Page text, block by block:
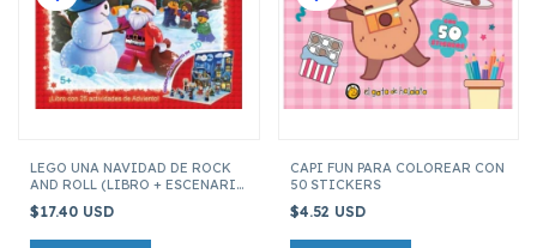
LEGO UNA NAVIDAD DE ROCK
AND ROLL (LIBRO + ESCENARIO
$17.40 USD
CAPI FUN PARA COLOREAR CON
50 STICKERS
$4.52 USD